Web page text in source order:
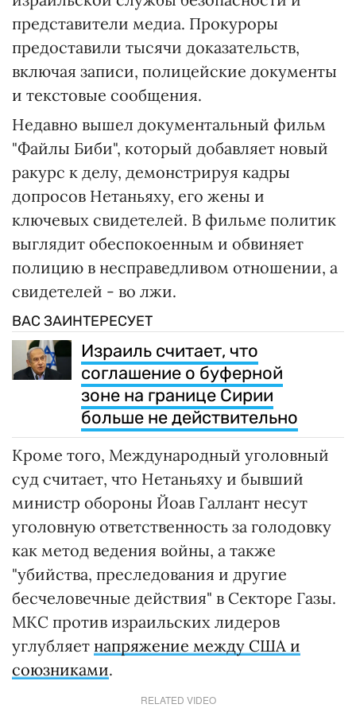
представители медиа. Прокуроры
предоставили тысячи доказательств,
включая записи, полицейские документы
и текстовые сообщения.
Недавно вышел документальный фильм
"Файлы Биби", который добавляет новый
ракурс к делу, демонстрируя кадры
допросов Нетаньяху, его жены и
ключевых свидетелей. В фильме политик
выглядит обеспокоенным и обвиняет
полицию в несправедливом отношении, а
свидетелей - во лжи.
ВАС ЗАИНТЕРЕСУЕТ
Израиль считает, что
соглашение о буферной
зоне на границе Сирии
больше не действительно
Кроме того, Международный уголовный
суд считает, что Нетаньяху и бывший
министр обороны Йоав Галлант несут
уголовную ответственность за голодовку
как метод ведения войны, а также
"убийства, преследования и другие
бесчеловечные действия" в Секторе Газы.
МКС против израильских лидеров
углубляет напряжение между США и
союзниками.
RELATED VIDEO